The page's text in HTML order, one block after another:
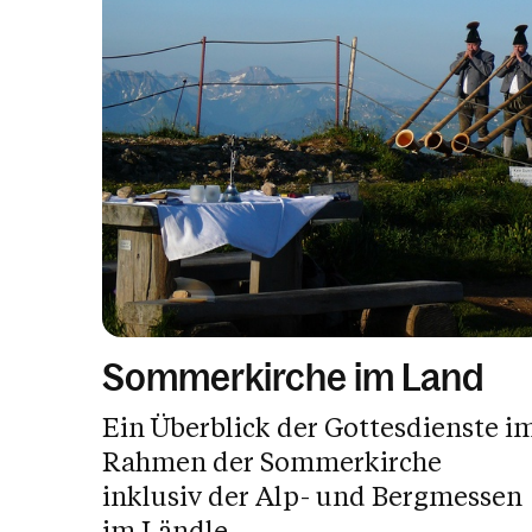
Sommerkirche im Land
Ein Überblick der Gottesdienste
Rahmen der Sommerkirche
inklusiv der Alp- und Bergmessen